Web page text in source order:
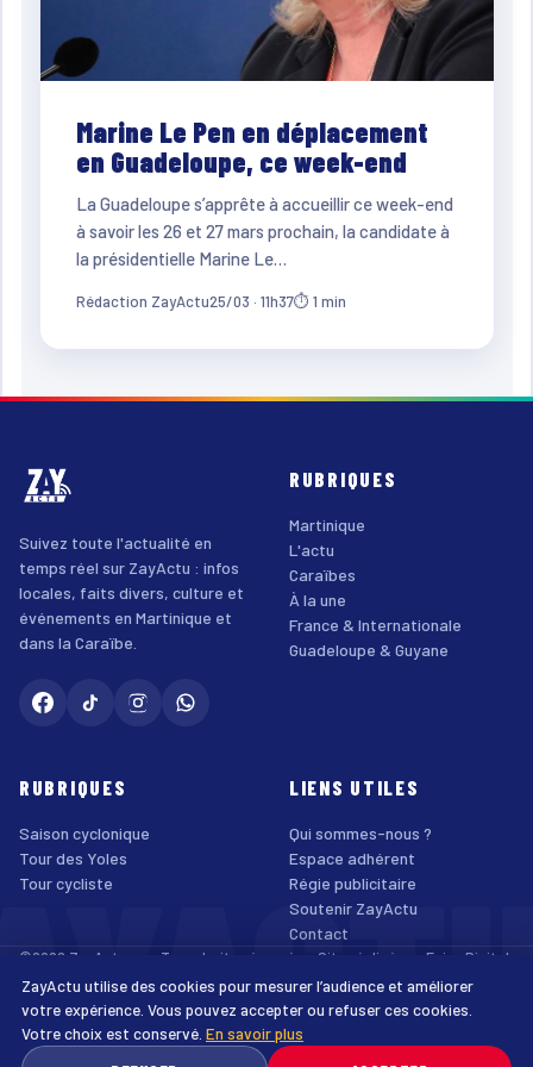
Marine Le Pen en déplacement
en Guadeloupe, ce week-end
La Guadeloupe s’apprête à accueillir ce week-end
à savoir les 26 et 27 mars prochain, la candidate à
la présidentielle Marine Le…
Rédaction ZayActu25/03 · 11h37⏱ 1 min
Suivez toute l'actualité en
temps réel sur ZayActu : infos
locales, faits divers, culture et
événements en Martinique et
dans la Caraïbe.
RUBRIQUES
Martinique
L'actu
Caraïbes
À la une
France & Internationale
Guadeloupe & Guyane
RUBRIQUES
Saison cyclonique
Tour des Yoles
Tour cycliste
LIENS UTILES
Qui sommes-nous ?
Espace adhérent
Régie publicitaire
Soutenir ZayActu
Contact
©2026 ZayActu.org. Tous droits réservés. · Site réalisé par Enjoy Digital
Agency
Mentions légales
Confidentialité Cookies Accessibilité
ZayActu utilise des cookies pour mesurer l’audience et améliorer
votre expérience. Vous pouvez accepter ou refuser ces cookies.
Votre choix est conservé. En savoir plus